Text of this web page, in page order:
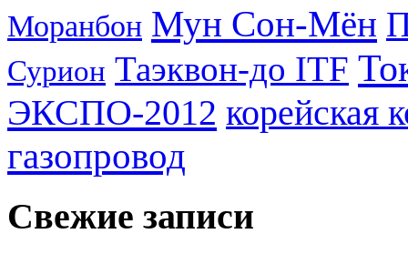
Моранбон Мун Сон-Мён
Сурион Таэквон-до ITF
ЭКСПО-2012 корейская
газопровод
Свежие записи